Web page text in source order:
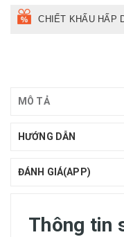
CHIẾT KHẤU HẤP
MÔ TẢ
HƯỚNG DẪN
ĐÁNH GIÁ(APP)
Thông tin